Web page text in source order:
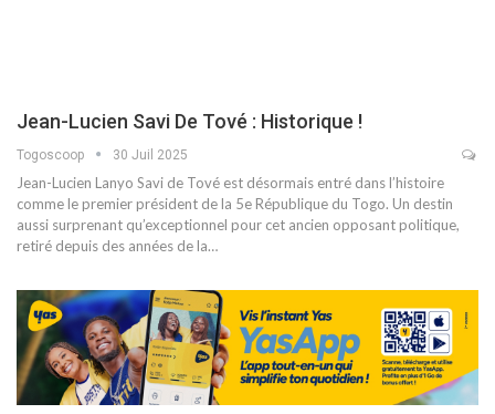
Jean-Lucien Savi De Tové : Historique !
Togoscoop 30 Juil 2025
Jean-Lucien Lanyo Savi de Tové est désormais entré dans l’histoire
comme le premier président de la 5e République du Togo. Un destin
aussi surprenant qu’exceptionnel pour cet ancien opposant politique,
retiré depuis des années de la…